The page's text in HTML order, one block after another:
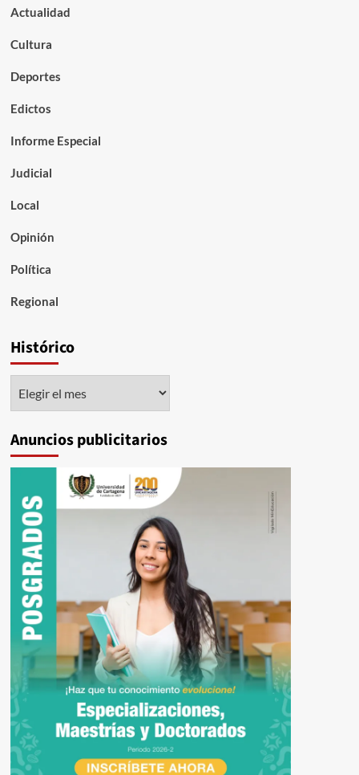
Actualidad
Cultura
Deportes
Edictos
Informe Especial
Judicial
Local
Opinión
Política
Regional
Histórico
Anuncios publicitarios